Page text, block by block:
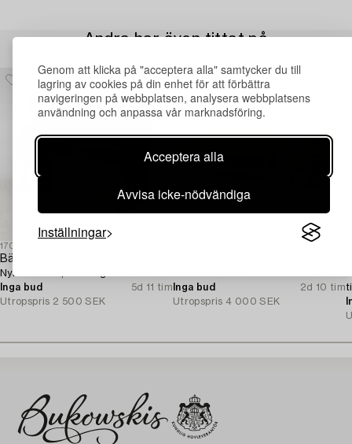
Genom att klicka på "acceptera alla" samtycker du till
lagring av cookies på din enhet för att förbättra
navigeringen på webbplatsen, analysera webbplatsens
användning och anpassa vår marknadsföring.
Acceptera alla
Avvisa icke-nödvändiga
Inställningar
Andra har även tittat på
1708418
Bänk,
Nyrenässans, omkring år 1900.
Inga bud
5d 11 tim
Utropspris 2 500 SEK
Inga bud
2d 10 tim
Utropspris 4 000 SEK